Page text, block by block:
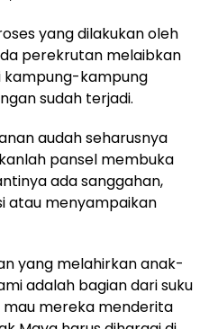
yang dilakukan oleh
perekrutan melaibkan
kampung-kampung
sudah terjadi.
audah seharusnya
pansel membuka
ada sanggahan,
atau menyampaikan
yang melahirkan anak-
adalah bagian dari suku
mau mereka menderita